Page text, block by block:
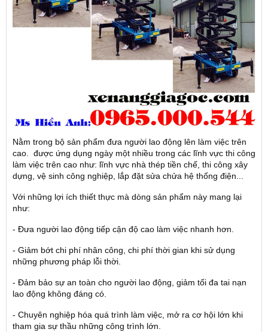
Nằm trong bộ sản phẩm đưa người lao động lên làm việc trên
cao. được ứng dụng ngày một nhiều trong các lĩnh vực thi công
làm việc trên cao như: lĩnh vực nhà thép tiền chế, thi công xây
dựng, vệ sinh công nghiệp, lắp đặt sửa chửa hệ thống điện...
Với những lợi ích thiết thực mà dòng sản phẩm này mang lại
như:
- Đưa người lao động tiếp cận độ cao làm việc nhanh hơn.
- Giảm bớt chi phí nhân công, chi phí thời gian khi sử dụng
những phương pháp lỗi thời.
- Đảm bảo sự an toàn cho người lao động, giảm tối đa tai nạn
lao động không đáng có.
- Chuyên nghiệp hóa quá trình làm việc, mở ra cơ hội lớn khi
tham gia sự thầu những công trình lớn.